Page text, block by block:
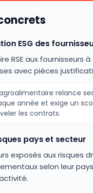
ESG des
RSE aux fournisseurs
avec pièces
relance
année et exige un
les contrats.
pays et secteur
exposés aux risques
selon leur pays